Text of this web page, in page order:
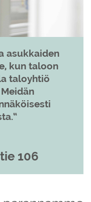
asukkaiden
kun taloon
taloyhtiö
106